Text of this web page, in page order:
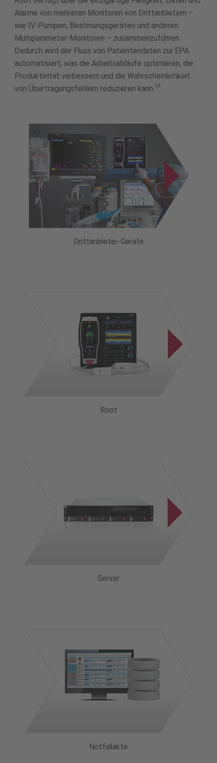
Alarme von mehreren Monitoren von Drittanbietern –
wie IV-Pumpen, Beatmungsgeräten und anderen
Multiparameter-Monitoren – zusammenzuführen.
Dadurch wird der Fluss von Patientendaten zur EPA
automatisiert, was die Arbeitsabläufe optimieren, die
Produktivität verbessern und die Wahrscheinlichkeit
von Übertragungsfehlern reduzieren kann. 15
Drittanbieter-Geräte
Root
Server
Notfallakte